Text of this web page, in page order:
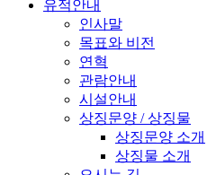
유적안내
인사말
목표와 비전
연혁
관람안내
시설안내
상징문양 / 상징물
상징문양 소개
상징물 소개